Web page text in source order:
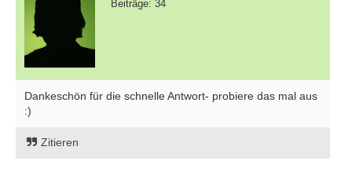
Beiträge: 34
Dankeschön für die schnelle Antwort- probiere das mal aus
:)
Zitieren